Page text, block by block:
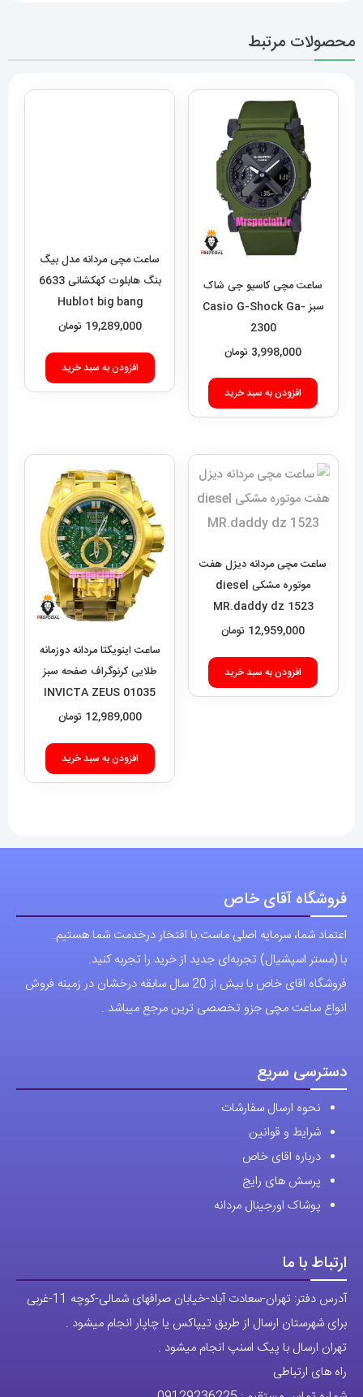
محصولات مرتبط
ساعت مچی کاسیو جی شاک
سبز Casio G-Shock Ga-
2300
3,998,000 تومان
افزودن به سبد خرید
افزودن به سبد خرید
ساعت مچی مردانه دیزل هفت
موتوره مشکی diesel
MR.daddy dz 1523
12,959,000 تومان
افزودن به سبد خرید
ساعت اینویکتا مردانه دوزمانه
طلایی کرنوگراف صفحه سبز
01035 INVICTA ZEUS
12,989,000 تومان
افزودن به سبد خرید
فروشگاه آقای خاص
اعتماد شما، سرمایه اصلی ماست.با افتخار درخدمت شما هستیم.
با (مستر اسپشیال) تجربه‌ای جدید از خرید را تجربه کنید.
فروشگاه اقای خاص با بیش از 20 سال سابقه درخشان در زمینه فروش
انواع ساعت مچی جزو تخصصی ترین مرجع میباشد .
دسترسی سریع
نحوه ارسال سفارشات
شرایط و قوانین
درباره اقای خاص
پرسش های رایج
پوشاک اورجینال مردانه
ارتباط با ما
آدرس دفتر: تهران-سعادت آباد-خیابان صرافهای شمالی-کوچه 11-غربی
برای شهرستان ارسال از طریق تیپاکس یا چاپار انجام میشود .
تهران ارسال با پیک اسنپ انجام میشود .
راه های ارتباطی